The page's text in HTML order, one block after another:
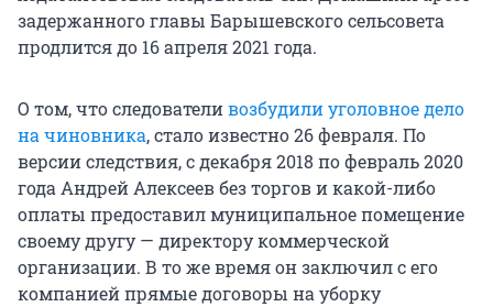
задержанного главы Барышевского сельсовета
продлится до 16 апреля 2021 года.
О том, что следователивозбудили уголовное дело
на чиновника, стало известно 26 февраля. По
версии следствия, с декабря 2018 по февраль 2020
года Андрей Алексеев без торгов и какой-либо
оплаты предоставил муниципальное помещение
своему другу — директору коммерческой
организации. В то же время он заключил с его
компанией прямые договоры на уборку